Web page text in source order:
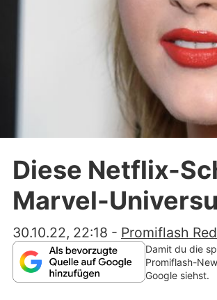
Diese Netflix-
Marvel-
30.10.22, 22:18 - Promiflash
Damit du die
Promiflash-
Google siehst.